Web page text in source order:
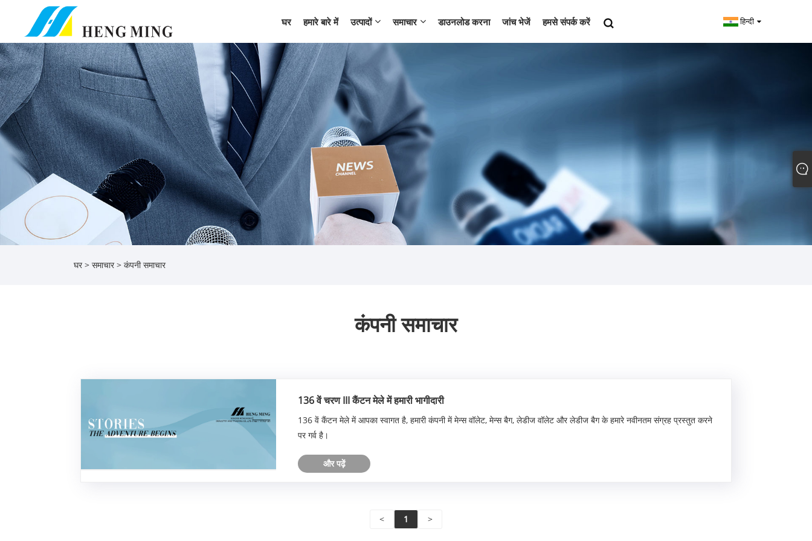
घर हमारे बारे में उत्पादों समाचार डाउनलोड करना जांच भेजें हमसे संपर्क करें हिन्दी
घर > समाचार> कंपनी समाचार
कंपनी समाचार
136 वें चरण III कैंटन मेले में हमारी भागीदारी
136 वें कैंटन मेले में आपका स्वागत है, हमारी कंपनी में मेन्स वॉलेट, मेन्स बैग, लेडीज वॉलेट और लेडीज बैग के हमारे नवीनतम संग्रह प्रस्तुत करने
पर गर्व है।
और पढ़ें
< 1 >